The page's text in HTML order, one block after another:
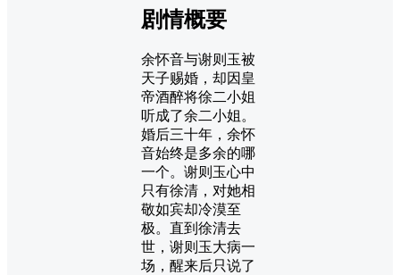
剧情概要
余怀音与谢则玉被
天子赐婚，却因皇
帝酒醉将徐二小姐
听成了余二小姐。
婚后三十年，余怀
音始终是多余的哪
一个。谢则玉心中
只有徐清，对她相
敬如宾却冷漠至
极。直到徐清去
世，谢则玉大病一
场，醒来后只说了